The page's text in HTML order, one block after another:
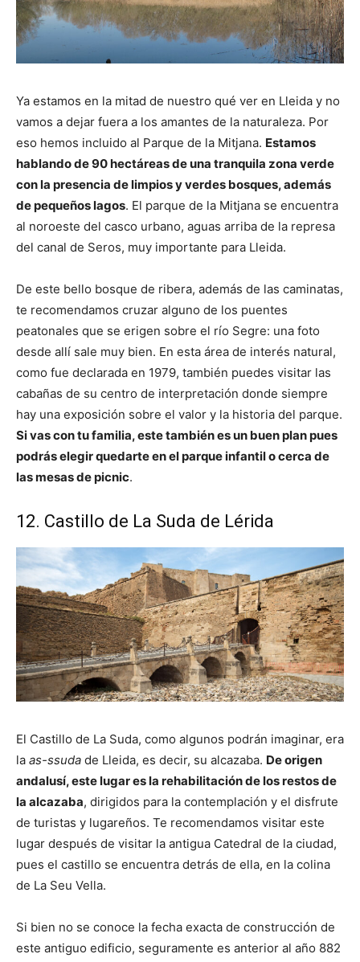
Ya estamos en la mitad de nuestro qué ver en Lleida y no
vamos a dejar fuera a los amantes de la naturaleza. Por
eso hemos incluido al Parque de la Mitjana. Estamos
hablando de 90 hectáreas de una tranquila zona verde
con la presencia de limpios y verdes bosques, además
de pequeños lagos. El parque de la Mitjana se encuentra
al noroeste del casco urbano, aguas arriba de la represa
del canal de Seros, muy importante para Lleida.
De este bello bosque de ribera, además de las caminatas,
te recomendamos cruzar alguno de los puentes
peatonales que se erigen sobre el río Segre: una foto
desde allí sale muy bien. En esta área de interés natural,
como fue declarada en 1979, también puedes visitar las
cabañas de su centro de interpretación donde siempre
hay una exposición sobre el valor y la historia del parque.
Si vas con tu familia, este también es un buen plan pues
podrás elegir quedarte en el parque infantil o cerca de
las mesas de picnic.
12. Castillo de La Suda de Lérida
El Castillo de La Suda, como algunos podrán imaginar, era
la as-ssuda de Lleida, es decir, su alcazaba. De origen
andalusí, este lugar es la rehabilitación de los restos de
la alcazaba, dirigidos para la contemplación y el disfrute
de turistas y lugareños. Te recomendamos visitar este
lugar después de visitar la antigua Catedral de la ciudad,
pues el castillo se encuentra detrás de ella, en la colina
de La Seu Vella.
Si bien no se conoce la fecha exacta de construcción de
este antiguo edificio, seguramente es anterior al año 882